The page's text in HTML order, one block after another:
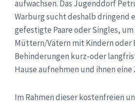
aufwachsen. Das Jugenddorf
Warburg sucht deshalb dringend
gefestigte Paare oder Singles,
Müttern/Vätern mit Kindern oder
Behinderungen kurz-oder
Hause aufnehmen und ihnen
Im Rahmen dieser kostenfreien